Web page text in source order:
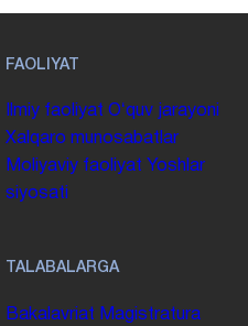
FAOLIYAT
Ilmiy faoliyat Oʻquv jarayoni
Xalqaro munosabatlar
Moliyaviy faoliyat Yoshlar
siyosati
TALABALARGA
Bakalavriat Magistratura